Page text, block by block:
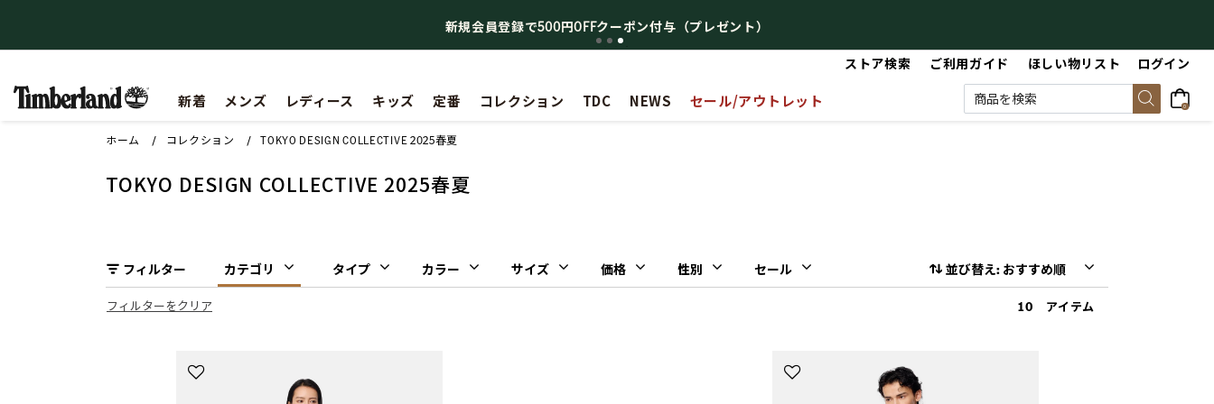
新規会員登録で500円OFFクーポン付与（プレゼント）
ストア検索 ご利用ガイド ほしい物リスト ログイン
0
新着 メンズ レディース キッズ 定番 コレクション TDC NEWS セール/アウトレット
ホーム コレクション TOKYO DESIGN COLLECTIVE 2025春夏
TOKYO DESIGN COLLECTIVE 2025春夏
10 アイテム
並び替え: おすすめ順
フィルター カテゴリ タイプ カラー サイズ 価格 性別 セール
フィルターをクリア